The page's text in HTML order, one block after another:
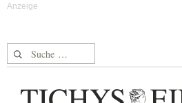
Suche nach: